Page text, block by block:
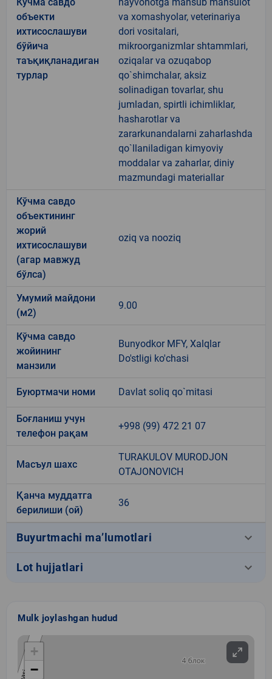
объекти
ихтисослашуви
бўйича
таъқиқланадиган
турлар
va xomashyolar, veterinariya
dori vositalari,
mikroorganizmlar shtammlari,
oziqalar va ozuqabop
qo`shimchalar, aksiz
solinadigan tovarlar, shu
jumladan, spirtli ichimliklar,
hasharotlar va
zararkunandalarni zaharlashda
qo`llaniladigan kimyoviy
moddalar va zaharlar, diniy
mazmundagi materiallar
Кўчма савдо
объектининг
жорий
ихтисослашуви
(агар мавжуд
бўлса)
oziq va nooziq
Умумий майдони
(м2)
9.00
Кўчма савдо
жойининг
манзили
Bunyodkor MFY, Xalqlar
Do'stligi ko'chasi
Буюртмачи номи Davlat soliq qo`mitasi
Боғланиш учун
телефон рақам
+998 (99) 472 21 07
Масъул шахс
TURAKULOV MURODJON
OTAJONOVICH
Қанча муддатга
берилиши (ой)
36
Buyurtmachi ma’lumotlari keyboard_arrow_down
Lot hujjatlari keyboard_arrow_down
Mulk joylashgan hudud
+
−